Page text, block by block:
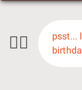
🕵️‍♀️
psst...